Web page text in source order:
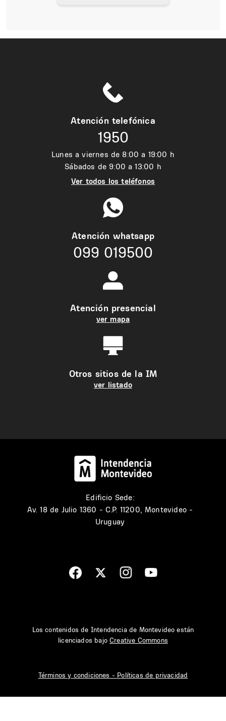
Atención telefónica
1950
Lunes a viernes de 8:00 a 19:00 h
Sábados de 9:00 a 13:00 h
Ver todos los teléfonos
Atención whatsapp
099 019500
Atención presencial
ver mapa
Otros sitios de la IM
ver listado
Edificio Sede:
Av. 18 de Julio 1360 - C.P. 11200, Montevideo -
Uruguay
Los contenidos de Intendencia de Montevideo están
licenciados bajoCreative Commons
Términos y condiciones - Políticas de privacidad